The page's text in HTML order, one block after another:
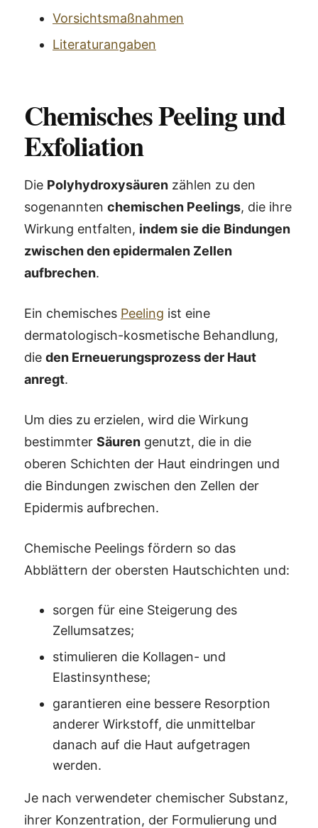
Vorsichtsmaßnahmen
Literaturangaben
Chemisches Peeling und
Exfoliation
Die Polyhydroxysäuren zählen zu den
sogenannten chemischen Peelings, die ihre
Wirkung entfalten, indem sie die Bindungen
zwischen den epidermalen Zellen
aufbrechen.
Ein chemisches Peeling ist eine
dermatologisch-kosmetische Behandlung,
die den Erneuerungsprozess der Haut
anregt.
Um dies zu erzielen, wird die Wirkung
bestimmter Säuren genutzt, die in die
oberen Schichten der Haut eindringen und
die Bindungen zwischen den Zellen der
Epidermis aufbrechen.
Chemische Peelings fördern so das
Abblättern der obersten Hautschichten und:
sorgen für eine Steigerung des
Zellumsatzes;
stimulieren die Kollagen- und
Elastinsynthese;
garantieren eine bessere Resorption
anderer Wirkstoff, die unmittelbar
danach auf die Haut aufgetragen
werden.
Je nach verwendeter chemischer Substanz,
ihrer Konzentration, der Formulierung und